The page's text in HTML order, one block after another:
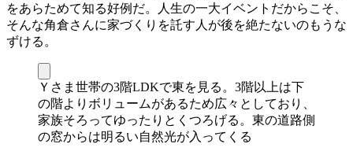
をあらためて知る好例だ。人生の一大イベントだからこそ、
そんな角倉さんに家づくりを託す人が後を絶たないのもうな
ずける。
Ｙさま世帯の3階LDKで東を見る。3階以上は下
の階よりボリュームがあるため広々としており、
家族そろってゆったりとくつろげる。東の道路側
の窓からは明るい自然光が入ってくる